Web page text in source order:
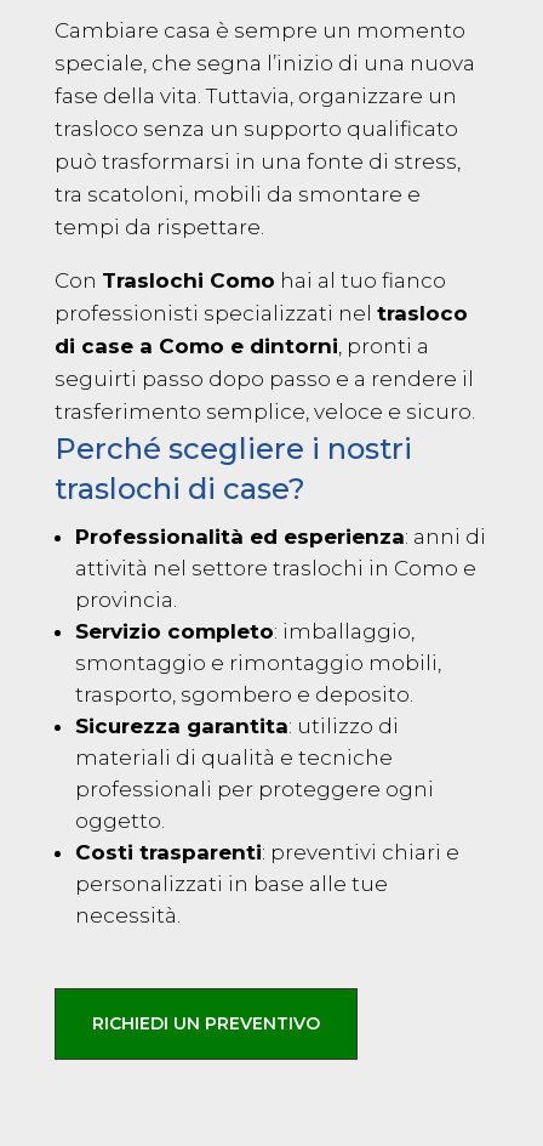
Cambiare casa è sempre un momento
speciale, che segna l’inizio di una nuova
fase della vita. Tuttavia, organizzare un
trasloco senza un supporto qualificato
può trasformarsi in una fonte di stress,
tra scatoloni, mobili da smontare e
tempi da rispettare.
Con Traslochi Como hai al tuo fianco
professionisti specializzati nel trasloco
di case a Como e dintorni, pronti a
seguirti passo dopo passo e a rendere il
trasferimento semplice, veloce e sicuro.
Perché scegliere i nostri
traslochi di case?
Professionalità ed esperienza: anni di
attività nel settore traslochi in Como e
provincia.
Servizio completo: imballaggio,
smontaggio e rimontaggio mobili,
trasporto, sgombero e deposito.
Sicurezza garantita: utilizzo di
materiali di qualità e tecniche
professionali per proteggere ogni
oggetto.
Costi trasparenti: preventivi chiari e
personalizzati in base alle tue
necessità.
RICHIEDI UN PREVENTIVO